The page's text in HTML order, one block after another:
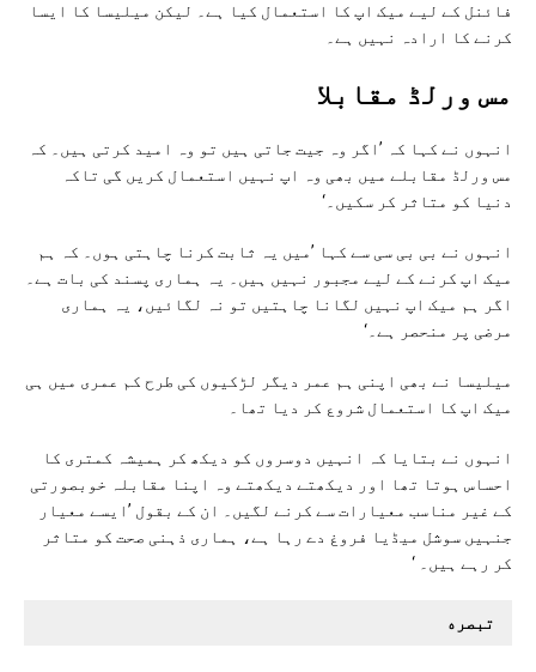
فائنل کے لیے میک اپ کا استعمال کیا ہے۔ لیکن میلیسا کا ایسا
کرنے کا ارادہ نہیں ہے۔
مس ورلڈ مقابلا
انہوں نے کہا کہ ’اگر وہ جیت جاتی ہیں تو وہ امید کرتی ہیں۔ کہ
مس ورلڈ مقابلے میں بھی وہ اپ نہیں استعمال کریں گی تاکہ
دنیا کو متاثر کر سکیں۔‘
انہوں نے بی بی سی سے کہا ’میں یہ ثابت کرنا چاہتی ہوں۔ کہ ہم
میک اپ کرنے کے لیے مجبور نہیں ہیں۔ یہ ہماری پسند کی بات ہے۔
اگر ہم میک اپ نہیں لگانا چاہتیں تو نہ لگائیں، یہ ہماری
مرضی پر منحصر ہے۔‘
میلیسا نے بھی اپنی ہم عمر دیگر لڑکیوں کی طرح کم عمری میں ہی
میک اپ کا استعمال شروع کر دیا تھا۔
انہوں نے بتایا کہ انہیں دوسروں کو دیکھ کر ہمیشہ کمتری کا
احساس ہوتا تھا اور دیکھتے دیکھتے وہ اپنا مقابلہ خوبصورتی
کے غیر مناسب معیارات سے کرنے لگیں۔ ان کے بقول ’ایسے معیار
جنہیں سوشل میڈیا فروغ دے رہا ہے، ہماری ذہنی صحت کو متاثر
کر رہے ہیں۔ ‘
تبصره